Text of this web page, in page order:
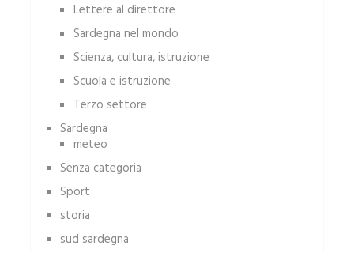
Lettere al direttore
Sardegna nel mondo
Scienza, cultura, istruzione
Scuola e istruzione
Terzo settore
Sardegna
meteo
Senza categoria
Sport
storia
sud sardegna